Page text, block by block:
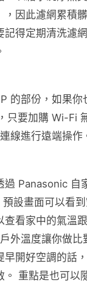
，因此濾網累積
記得定期清洗濾
的部份，如果你
只要加購 Wi-Fi
線進行遠端操作
過 Panasonic 自
設畫面可以看
看家中的氣溫
外溫度讓你做比
早開好空調的話
。 重點是也可以